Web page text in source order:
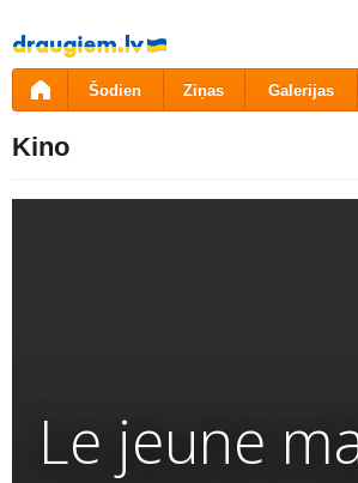
Pāriet
uz
saturu
Šodien Ziņas Galerijas
Kino
Le jeune